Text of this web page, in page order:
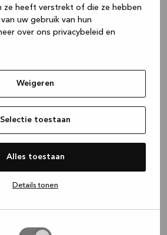
ze heeft verstrekt of die ze hebben
uw gebruik van hun
over ons privacybeleid en
Weigeren
Selectie toestaan
Alles toestaan
Details tonen
(see the browser console for more
information).